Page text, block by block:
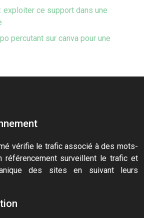
exploiter ce support dans une
percutant sur canva pour une
vérifie le trafic associé à des mots-
référencement surveillent le trafic et
des sites en suivant leurs